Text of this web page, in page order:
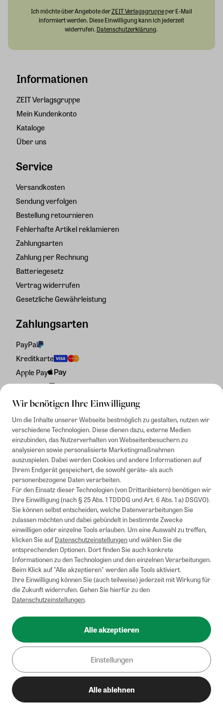
Wir benötigen Ihre Einwilligung
Um die Inhalte unserer Webseite bestmöglich zu gestalten, nutzen wir
verschiedene Technologien. Diese dienen dazu, externe Medien
einzubinden, das Nutzerverhalten von Webseitenbesuchern zu
analysieren sowie personalisierte Marketingmaßnahmen
auszuspielen. Dabei werden Cookies und andere Informationen auf
Ihrem Endgerät gespeichert, die sowohl geräte- als auch
personenbezogene Daten verarbeiten.
Für den Einsatz dieser Technologien (von Drittanbietern) benötigen wir
Ihre Einwilligung (nach § 25 Abs. 1 TDDDG und Art. 6 Abs. 1 a) DSGVO).
Sie können selbst entscheiden, welche Datenverarbeitungen Sie
zulassen möchten und dabei gebündelt in bestimmte Zwecke
einwilligen oder einzelne Tools erlauben. Um eine Auswahl zu treffen,
klicken Sie aufDatenschutzeinstellungenund wählen Sie die
entsprechenden Optionen. Dort finden Sie auch konkrete
Informationen zu den Technologien und den einzelnen Verarbeitungen.
Beim Klick auf "Alle akzeptieren" werden alle Tools aktiviert.
Ihre Einwilligung können Sie (auch teilweise) jederzeit mit Wirkung für
die Zukunft widerrufen. Gehen Sie hierfür zu den
Datenschutzeinstellungen.
Alle akzeptieren
Einstellungen
Alle ablehnen
Informationen
ZEIT Verlagsgruppe
Mein Kundenkonto
Kataloge
Über uns
Service
Versandkosten
Sendung verfolgen
Bestellung retournieren
Fehlerhafte Artikel reklamieren
Zahlungsarten
Zahlung per Rechnung
Batteriegesetz
Vertrag widerrufen
Gesetzliche Gewährleistung
Zahlungsarten
PayPal
Kreditkarte
Apple Pay
Rechnung
Ich möchte über Angebote derZEIT Verlagsgruppeper E-Mail
informiert werden. Diese Einwilligung kann ich jederzeit
widerrufen. Datenschutzerklärung.